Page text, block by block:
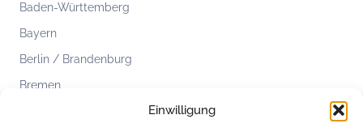
Einwilligung
Baden-Württemberg
Bayern
Berlin / Brandenburg
Bremen